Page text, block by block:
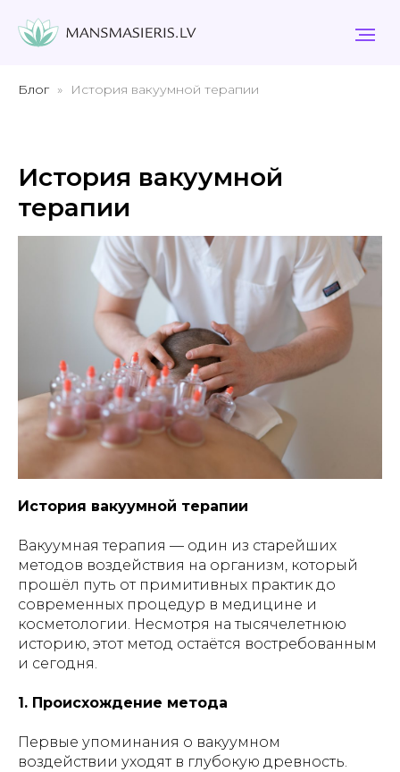
Блог История вакуумной терапии
История вакуумной
терапии
История вакуумной терапии
Вакуумная терапия — один из старейших
методов воздействия на организм, который
прошёл путь от примитивных практик до
современных процедур в медицине и
косметологии. Несмотря на тысячелетнюю
историю, этот метод остаётся востребованным
и сегодня.
1. Происхождение метода
Первые упоминания о вакуумном
воздействии уходят в глубокую древность.